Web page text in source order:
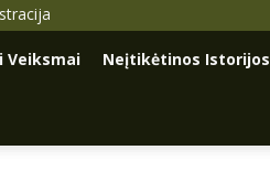
Veiksmai Neįtikėtinos Istorijos